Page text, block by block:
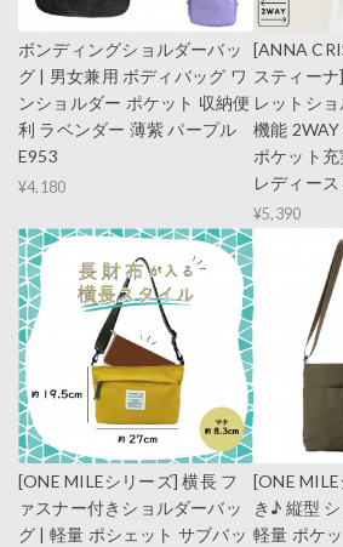
ボンディングショルダーバッ
グ | 男女兼用 ボディバッグ ワ
ンショルダー ポケット 収納便
利 ラベンダー 薄紫 パープル
E953
¥4,180
[ANNA
スティー
レットシ
機能
ポケット
レディー
¥5,390
[ONE MILEシリーズ] 横長 フ
ァスナー付きショルダーバッ
グ | 軽量 ポシェット サブバッ
[ONE
き♪ 縦型
軽量 ポケ